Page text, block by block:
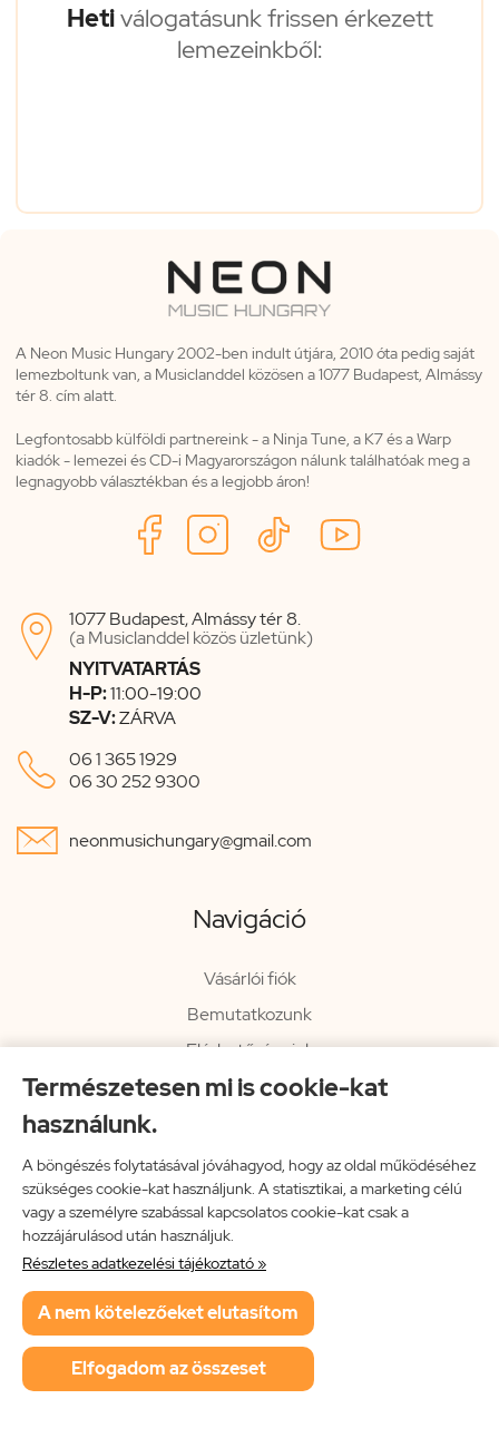
Természetesen mi is cookie-kat
használunk.
A böngészés folytatásával jóváhagyod, hogy az oldal működéséhez
szükséges cookie-kat használjunk. A statisztikai, a marketing célú
vagy a személyre szabással kapcsolatos cookie-kat csak a
hozzájárulásod után használjuk.
Részletes adatkezelési tájékoztató »
A nem kötelezőeket elutasítom
Elfogadom az összeset
Hetiválogatásunk frissen érkezett
lemezeinkből:
A Neon Music Hungary 2002-ben indult útjára, 2010 óta pedig saját
lemezboltunk van, a Musiclanddel közösen a 1077 Budapest, Almássy
tér 8. cím alatt.
Legfontosabb külföldi partnereink - a Ninja Tune, a K7 és a Warp
kiadók - lemezei és CD-i Magyarországon nálunk találhatóak meg a
legnagyobb választékban és a legjobb áron!

1077 Budapest, Almássy tér 8.
(a Musiclanddel közös üzletünk)
NYITVATARTÁS
H-P:11:00-19:00
SZ-V:ZÁRVA
 06 1 365 1929
06 30 252 9300
 neonmusichungary@gmail.com
Navigáció
Vásárlói fiók
Bemutatkozunk
Elérhetőségeink
Hírlevél
Impresszum
Vissza a főoldalra
Neon Music Hungary Bt.
ÁSZF
Adatkezelési tájékoztató